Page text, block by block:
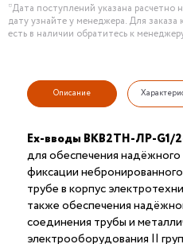
*Дата поступлений указана расчетно
дату узнайте у менеджера. Для заказа
есть в наличии обратитесь к
Описание
Ex-вводы ВКВ2ТН-ЛР-G1/
для обеспечения
фиксации
трубе в корпус
также обеспечения
соединения трубы и
электрооборудования II